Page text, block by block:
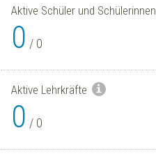
Aktive Schüler und Schülerinnen
0 / 0
Aktive Lehrkräfte
0 / 0